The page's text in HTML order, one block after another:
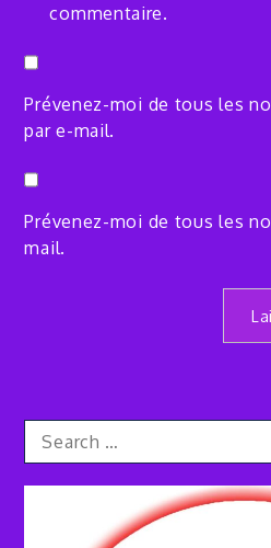
commentaire.
Prévenez-moi de tous les
par e-mail.
Prévenez-moi de tous les
mail.
Search
for: